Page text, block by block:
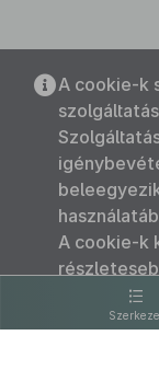
A cookie-k
A cookie-k
kattintva